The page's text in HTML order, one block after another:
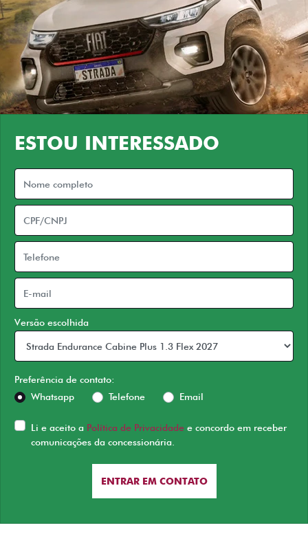
ESTOU INTERESSADO
Versão escolhida
Preferência de contato:
Whatsapp
Telefone Email
Li e aceito a Política de Privacidade e concordo em receber
comunicações da concessionária.
ENTRAR EM CONTATO